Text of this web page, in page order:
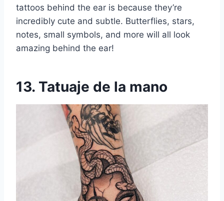
tattoos behind the ear is because they’re
incredibly cute and subtle. Butterflies, stars,
notes, small symbols, and more will all look
amazing behind the ear!
13. Tatuaje de la mano